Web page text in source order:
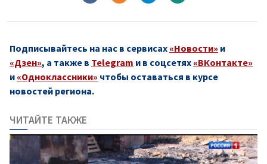
Подписывайтесь на нас в сервисах «Новости» и
«Дзен», а также в Telegram и в соцсетях «ВКонтакте»
и «Одноклассники» чтобы оставаться в курсе
новостей региона.
ЧИТАЙТЕ ТАКЖЕ